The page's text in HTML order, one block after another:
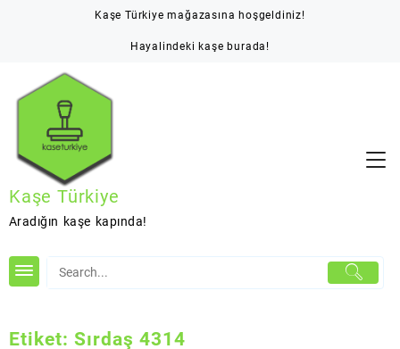
Kaşe Türkiye mağazasına hoşgeldiniz!
Hayalindeki kaşe burada!
Kaşe Türkiye
Aradığın kaşe kapında!
Etiket: Sırdaş 4314